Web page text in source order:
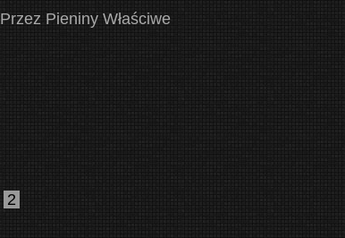
Przez Pieniny Właściwe
2